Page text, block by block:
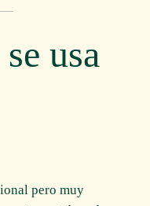
usa
pero muy